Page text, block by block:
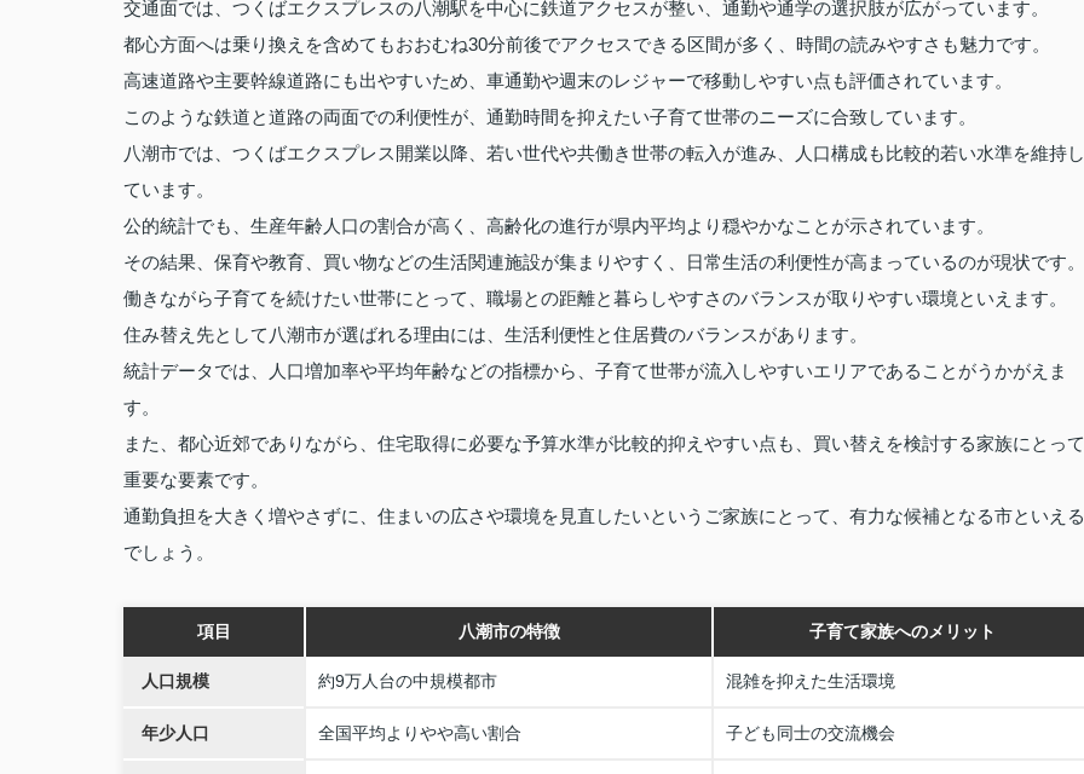
交通面では、つくばエクスプレスの八潮駅を中心に鉄道アクセスが整い、通勤や通学の選択肢が広がっています。
都心方面へは乗り換えを含めてもおおむね30分前後でアクセスできる区間が多く、時間の読みやすさも魅力です。
高速道路や主要幹線道路にも出やすいため、車通勤や週末のレジャーで移動しやすい点も評価されています。
このような鉄道と道路の両面での利便性が、通勤時間を抑えたい子育て世帯のニーズに合致しています。
八潮市では、つくばエクスプレス開業以降、若い世代や共働き世帯の転入が進み、人口構成も比較的若い水準を維持し
ています。
公的統計でも、生産年齢人口の割合が高く、高齢化の進行が県内平均より穏やかなことが示されています。
その結果、保育や教育、買い物などの生活関連施設が集まりやすく、日常生活の利便性が高まっているのが現状です。
働きながら子育てを続けたい世帯にとって、職場との距離と暮らしやすさのバランスが取りやすい環境といえます。
住み替え先として八潮市が選ばれる理由には、生活利便性と住居費のバランスがあります。
統計データでは、人口増加率や平均年齢などの指標から、子育て世帯が流入しやすいエリアであることがうかがえま
す。
また、都心近郊でありながら、住宅取得に必要な予算水準が比較的抑えやすい点も、買い替えを検討する家族にとって
重要な要素です。
通勤負担を大きく増やさずに、住まいの広さや環境を見直したいというご家族にとって、有力な候補となる市といえる
でしょう。
項目 八潮市の特徴 子育て家族へのメリット
人口規模 約9万人台の中規模都市 混雑を抑えた生活環境
年少人口 全国平均よりやや高い割合 子ども同士の交流機会